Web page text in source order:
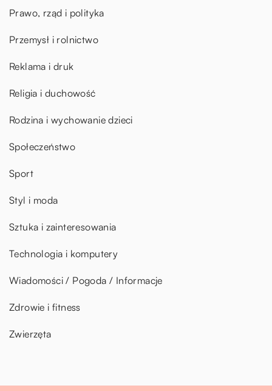
Prawo, rząd i polityka
Przemysł i rolnictwo
Reklama i druk
Religia i duchowość
Rodzina i wychowanie dzieci
Społeczeństwo
Sport
Styl i moda
Sztuka i zainteresowania
Technologia i komputery
Wiadomości / Pogoda / Informacje
Zdrowie i fitness
Zwierzęta